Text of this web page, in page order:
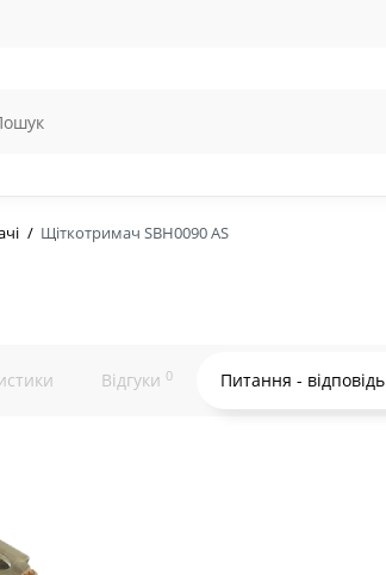
Щіткотримач SBH0090 AS
Відгуки 0 Питання - відповідь